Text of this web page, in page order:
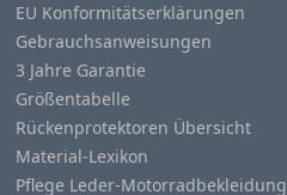
EU Konformitätserklärungen
Gebrauchsanweisungen
3 Jahre Garantie
Größentabelle
Rückenprotektoren Übersicht
Material-Lexikon
Pflege Leder-Motorradbekleidung